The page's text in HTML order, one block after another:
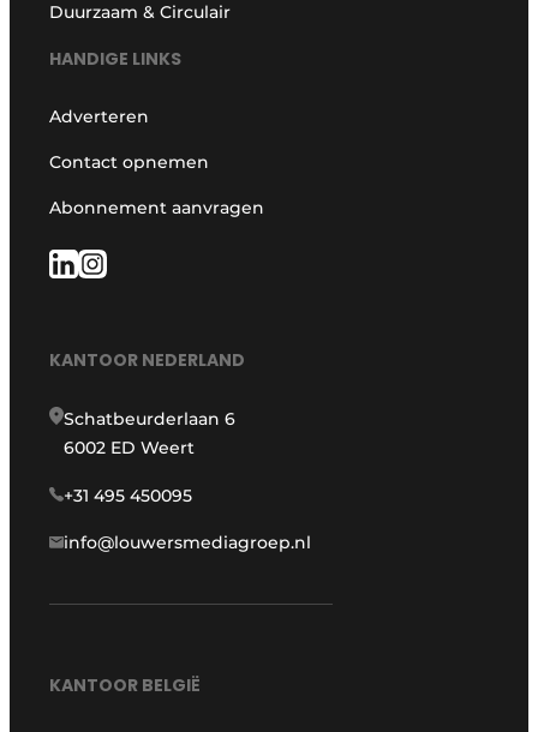
Duurzaam & Circulair
HANDIGE LINKS
Adverteren
Contact opnemen
Abonnement aanvragen
KANTOOR NEDERLAND
Schatbeurderlaan 6
6002 ED Weert
+31 495 450095
info@louwersmediagroep.nl
KANTOOR BELGIË